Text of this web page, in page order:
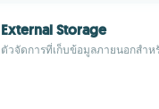
External Storage
ตัวจัดการที่เก็บข้อมูลภายนอกสำห